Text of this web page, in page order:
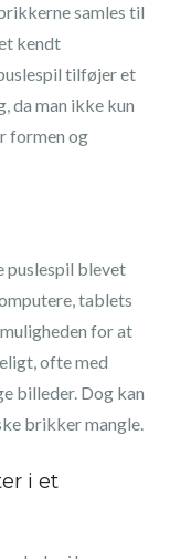
samles til
kendt
tilføjer et
da man ikke kun
formen og
puslespil blevet
tablets
for at
ofte med
billeder. Dog kan
brikker mangle.
i et